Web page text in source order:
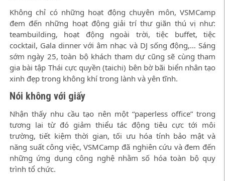
Không chỉ có những hoạt động chuyên môn, VSMCamp
đem đến những hoạt động giải trí thư giãn thú vị như:
teambuilding, hoạt động ngoài trời, tiệc buffet, tiệc
cocktail, Gala dinner với âm nhạc và DJ sống động,… Sáng
sớm ngày 25, toàn bộ khách tham dự cũng sẽ cùng tham
gia bài tập Thái cực quyền (taichi) bên bờ bãi biển nhân tạo
xinh đẹp trong không khí trong lành và yên tĩnh.
Nói không với giấy
Nhận thấy nhu cầu tạo nên một “paperless office” trong
tương lai từ đó giảm thiểu tác động tiêu cực tới môi
trường, tiết kiệm thời gian, tối ưu hóa tính bảo mật và
năng suất công việc, VSMCamp đã nghiên cứu và đem đến
những ứng dụng công nghệ nhằm số hóa toàn bộ quy
trình tổ chức.